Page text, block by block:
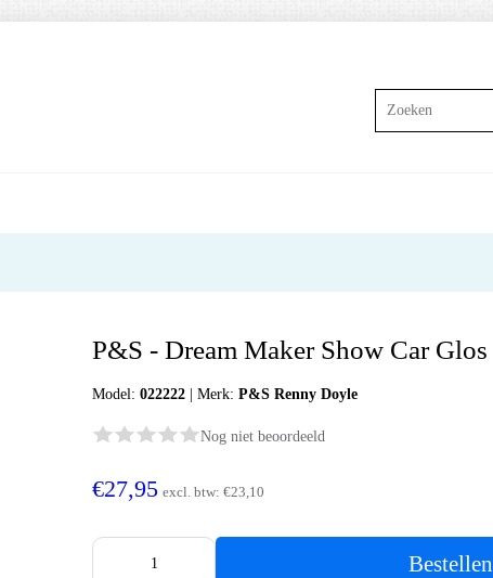
P&S - Dream Maker Show Car Glos
Model:022222 |Merk:P&S Renny Doyle
Nog niet beoordeeld
€27,95 excl. btw:€23,10
Bestellen